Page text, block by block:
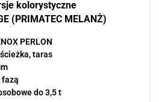
kolorystyczne
(PRIMATEC MELANŻ)
PERLON
taras
fazą
do 3,5 t